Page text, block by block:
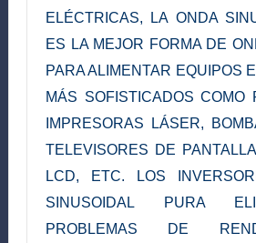
ELÉCTRICAS, LA ONDA
ES LA MEJOR FORMA DE
PARA ALIMENTAR EQUIPOS
MÁS SOFISTICADOS COMO
IMPRESORAS LÁSER,
TELEVISORES DE
LCD, ETC. LOS
SINUSOIDAL PURA
PROBLEMAS DE